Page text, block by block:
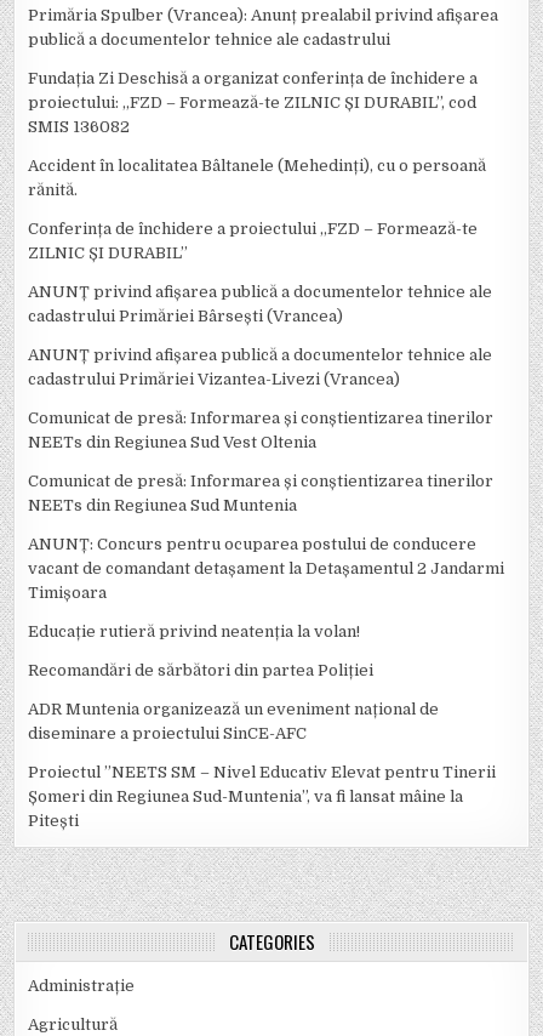
Primăria Spulber (Vrancea): Anunț prealabil privind afișarea
publică a documentelor tehnice ale cadastrului
Fundația Zi Deschisă a organizat conferința de închidere a
proiectului: ,,FZD – Formează-te ZILNIC ȘI DURABIL’’, cod
SMIS 136082
Accident în localitatea Bâltanele (Mehedinți), cu o persoană
rănită.
Conferința de închidere a proiectului ,,FZD – Formează-te
ZILNIC ȘI DURABIL’’
ANUNȚ privind afișarea publică a documentelor tehnice ale
cadastrului Primăriei Bârsești (Vrancea)
ANUNȚ privind afișarea publică a documentelor tehnice ale
cadastrului Primăriei Vizantea-Livezi (Vrancea)
Comunicat de presă: Informarea și conștientizarea tinerilor
NEETs din Regiunea Sud Vest Oltenia
Comunicat de presă: Informarea și conștientizarea tinerilor
NEETs din Regiunea Sud Muntenia
ANUNȚ: Concurs pentru ocuparea postului de conducere
vacant de comandant detașament la Detașamentul 2 Jandarmi
Timișoara
Educație rutieră privind neatenția la volan!
Recomandări de sărbători din partea Poliției
ADR Muntenia organizează un eveniment național de
diseminare a proiectului SinCE-AFC
Proiectul ”NEETS SM – Nivel Educativ Elevat pentru Tinerii
Șomeri din Regiunea Sud-Muntenia”, va fi lansat mâine la
Pitești
CATEGORIES
Administrație
Agricultură